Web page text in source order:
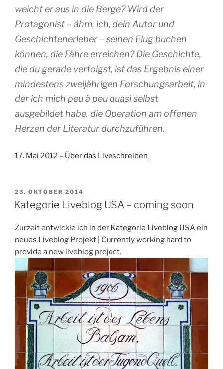
weicht er aus in die Berge? Wird der
Protagonist – ähm, ich, dein Autor und
Geschichtenerleber – seinen Flug buchen
können, die Fähre erreichen? Die Geschichte,
die du gerade verfolgst, ist das Ergebnis einer
mindestens zweijährigen Forschungsarbeit, in
der ich mich peu à peu quasi selbst
ausgebildet habe, die Operation am offenen
Herzen der Literatur durchzuführen.
17. Mai 2012 – Über das Liveschreiben
VERÖFFENTLICHT
AM
23. OKTOBER 2014
Kategorie Liveblog USA – coming soon
Zurzeit entwickle ich in der Kategorie Liveblog USAein
neues Liveblog Projekt | Currently working hard to
provide a new liveblog project.